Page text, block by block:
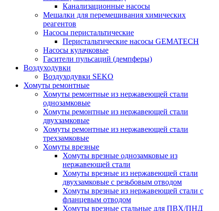
Канализационные насосы
Мешалки для перемешивания химических
реагентов
Насосы перистальтические
Перистальтические насосы GEMATECH
Насосы кулачковые
Гасители пульсаций (демпферы)
Воздуходувки
Воздуходувки SEKO
Хомуты ремонтные
Хомуты ремонтные из нержавеющей стали
однозамковые
Хомуты ремонтные из нержавеющей стали
двухзамковые
Хомуты ремонтные из нержавеющей стали
трехзамковые
Хомуты врезные
Хомуты врезные однозамковые из
нержавеющей стали
Хомуты врезные из нержавеющей стали
двухзамковые с резьбовым отводом
Хомуты врезные из нержавеющей стали с
фланцевым отводом
Хомуты врезные стальные для ПВХ/ПНД